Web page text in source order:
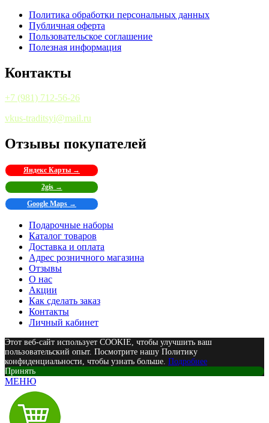
Политика обработки персональных данных
Публичная оферта
Пользовательское соглашение
Полезная информация
Контакты
+7 (981) 712-56-26
vkus-traditsyi@mail.ru
Отзывы покупателей
Яндекс Карты →
2gis →
Google Maps →
Подарочные наборы
Каталог товаров
Доставка и оплата
Адрес розничного магазина
Отзывы
О нас
Акции
Как сделать заказ
Контакты
Личный кабинет
Этот веб-сайт использует COOKIE, чтобы улучшить ваш
пользовательский опыт. Посмотрите нашу Политику
конфиденциальности, чтобы узнать больше. Подробнее
Принять
МЕНЮ